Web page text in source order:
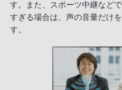
す。また、スポーツ中継など
すぎる場合は、声の音量だけ
す。